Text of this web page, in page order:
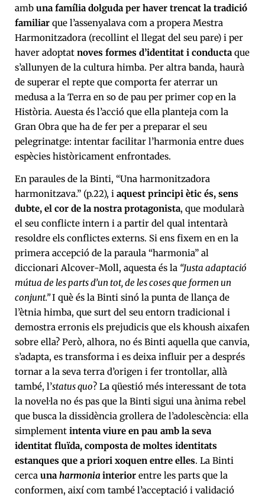
amb una família dolguda per haver trencat la tradició
familiar que l’assenyalava com a propera Mestra
Harmonitzadora (recollint el llegat del seu pare) i per
haver adoptat noves formes d’identitat i conducta que
s’allunyen de la cultura himba. Per altra banda, haurà
de superar el repte que comporta fer aterrar un
medusa a la Terra en so de pau per primer cop en la
Història. Auesta és l’acció que ella planteja com la
Gran Obra que ha de fer per a preparar el seu
pelegrinatge: intentar facilitar l’harmonia entre dues
espècies històricament enfrontades.
En paraules de la Binti, “Una harmonitzadora
harmonitzava.” (p.22), i aquest principi ètic és, sens
dubte, el cor de la nostra protagonista, que modularà
el seu conflicte intern i a partir del qual intentarà
resoldre els conflictes externs. Si ens fixem en en la
primera accepció de la paraula “harmonia” al
diccionari Alcover-Moll, aquesta és la “Justa adaptació
mútua de les parts d’un tot, de les coses que formen un
conjunt.”I què és la Binti sinó la punta de llança de
l’ètnia himba, que surt del seu entorn tradicional i
demostra erronis els prejudicis que els khoush aixafen
sobre ella? Però, alhora, no és Binti aquella que canvia,
s’adapta, es transforma i es deixa influir per a després
tornar a la seva terra d’origen i fer trontollar, allà
també, l’status quo? La qüestió més interessant de tota
la novel·la no és pas que la Binti sigui una ànima rebel
que busca la dissidència grollera de l’adolescència: ella
simplement intenta viure en pau amb la seva
identitat fluïda, composta de moltes identitats
estanques que a priori xoquen entre elles. La Binti
cerca una harmonia interior entre les parts que la
conformen, així com també l’acceptació i validació